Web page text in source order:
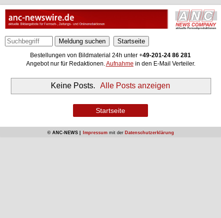
Meldung suchen
Bestellungen von Bildmaterial 24h unter +49-201-24 86 281
Angebot nur für Redaktionen.Aufnahme in den E-Mail Verteiler.
Keine Posts. Alle Posts anzeigen
Startseite
© ANC-NEWS | Impressummit der Datenschutzerklärung